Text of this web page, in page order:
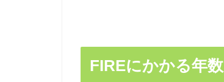
FIREにかかる年数